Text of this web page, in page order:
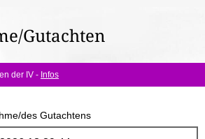
Gutachten
der IV - Infos
des Gutachtens